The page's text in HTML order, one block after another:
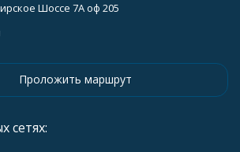
Шоссе 7А оф 205
Проложить маршрут
сетях: